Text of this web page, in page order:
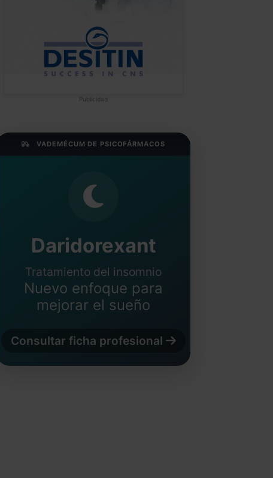
Publicidad
VADEMÉCUM DE PSICOFÁRMACOS
Daridorexant
Tratamiento del insomnio
Nuevo enfoque para
mejorar el sueño
Consultar ficha profesional